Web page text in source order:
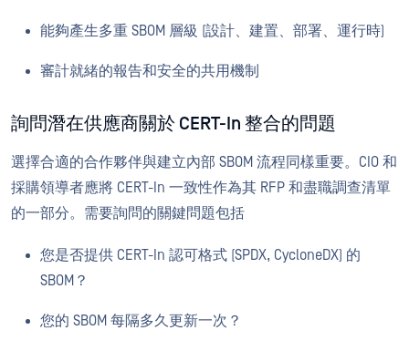
能夠產生多重 SBOM 層級 (設計、建置、部署、運行時)
審計就緒的報告和安全的共用機制
詢問潛在供應商關於 CERT-In 整合的問題
選擇合適的合作夥伴與建立內部 SBOM 流程同樣重要。CIO 和
採購領導者應將 CERT-In 一致性作為其 RFP 和盡職調查清單
的一部分。需要詢問的關鍵問題包括
您是否提供 CERT-In 認可格式 (SPDX, CycloneDX) 的
SBOM？
您的 SBOM 每隔多久更新一次？